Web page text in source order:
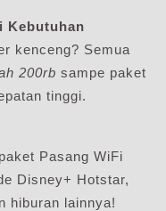
Kebutuhan
kenceng? Semua
200rb sampe paket
tinggi.
Pasang WiFi
Disney+ Hotstar,
hiburan lainnya!